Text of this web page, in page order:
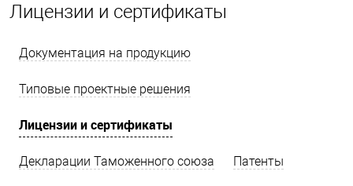
Лицензии и сертификаты
Документация на продукцию
Типовые проектные решения
Лицензии и сертификаты
Декларации Таможенного союза Патенты